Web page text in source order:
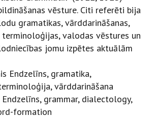
vēsture. Citi referēti bija
gramatikas, vārddarināšanas,
valodas vēstures un
jomu izpētes aktuālām
Endzelīns, gramatika,
vārddarināšana
Endzelīns, grammar, dialectology,
formation